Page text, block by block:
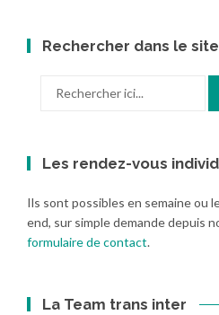
Rechercher dans le site
Les rendez-vous
Ils sont possibles en semaine ou
end, sur simple demande depuis
formulaire de contact.
La Team trans inter